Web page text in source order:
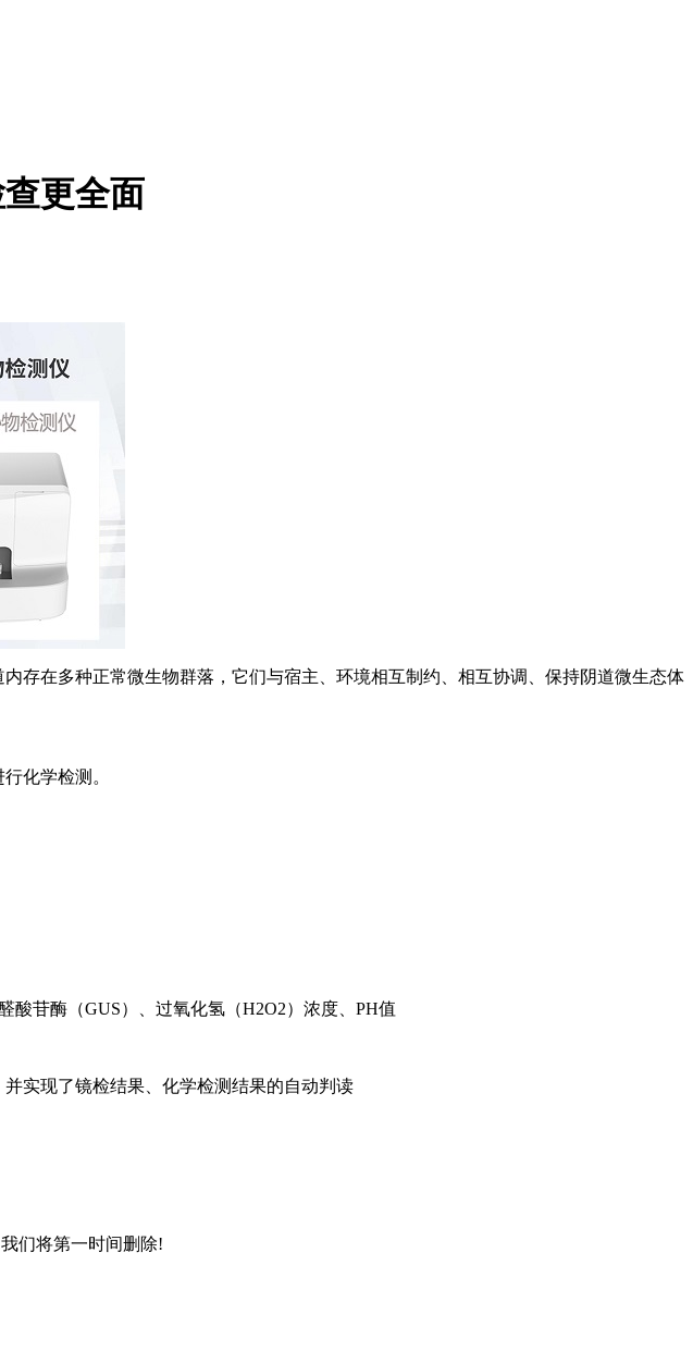
更全面
存在多种正常微生物群落，它们与宿主、环境相互制约、相互协调、保持阴道微生态体
化学检测。
苷酶（GUS）、过氧化氢（H2O2）浓度、PH值
实现了镜检结果、化学检测结果的自动判读
们将第一时间删除!